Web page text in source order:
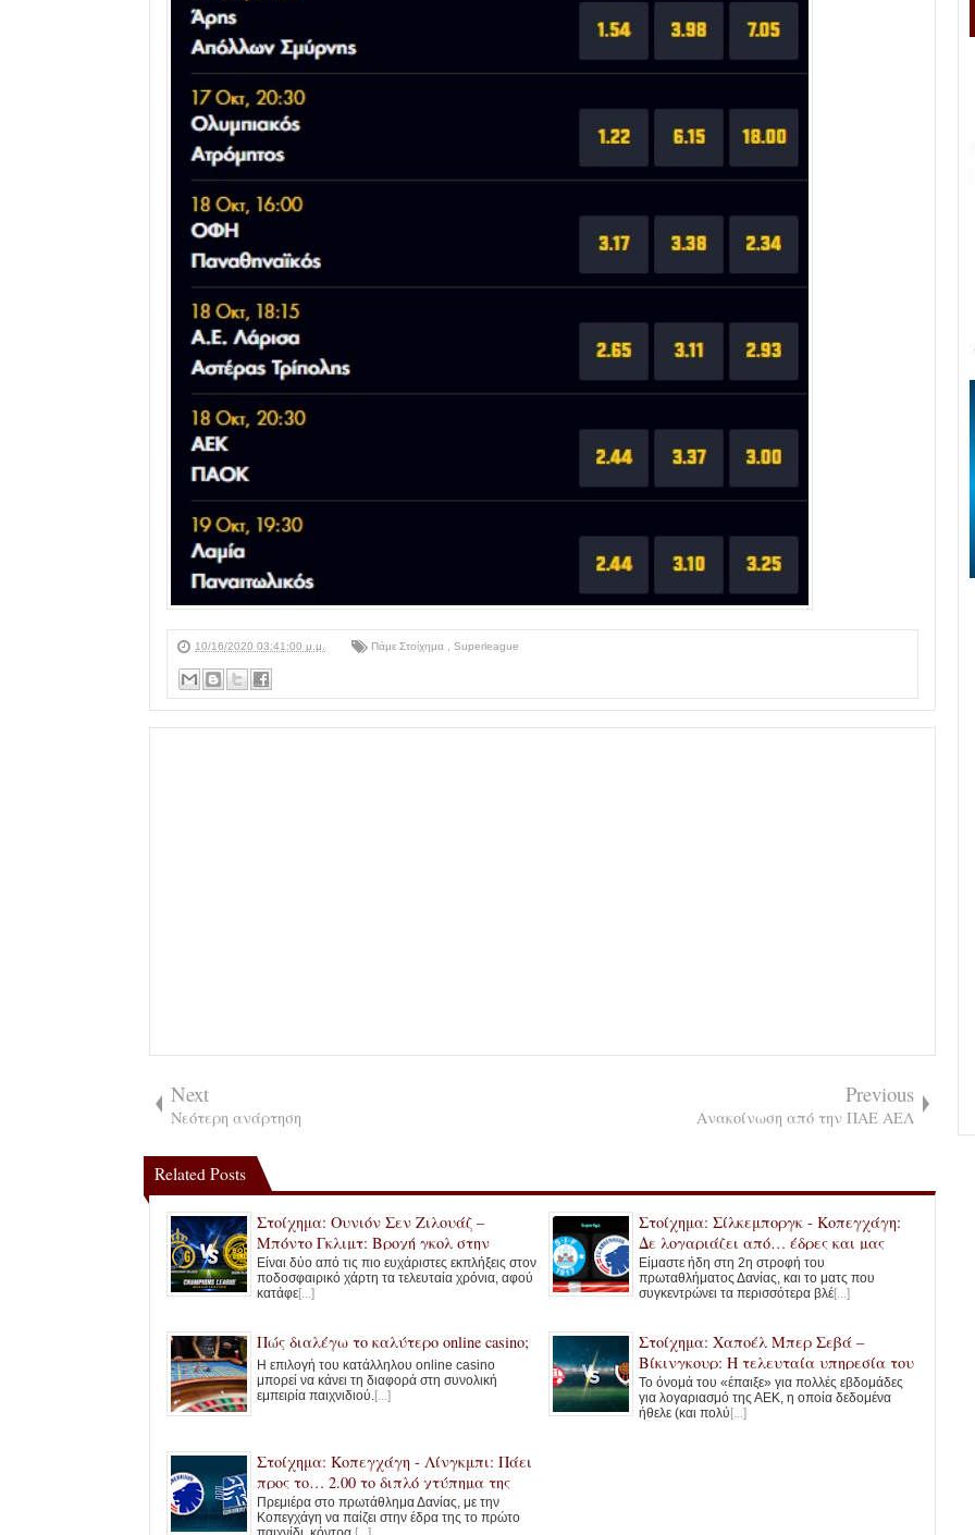
10/16/2020 03:41:00 μ.μ. Πάμε Στοίχημα , Superleague
Next
Νεότερη ανάρτηση
Previous
Ανακοίνωση από την ΠΑΕ ΑΕΛ
Related Posts
Στοίχημα: Ουνιόν Σεν Ζιλουάζ –
Μπόντο Γκλιμτ: Βροχή γκολ στην
Οστάνδη
Είναι δύο από τις πιο ευχάριστες εκπλήξεις στον
ποδοσφαιρικό χάρτη τα τελευταία χρόνια, αφού
κατάφε[...]
Στοίχημα: Σίλκεμποργκ - Κοπεγχάγη:
Δε λογαριάζει από… έδρες και μας
δίνει το 1.70!
Είμαστε ήδη στη 2η στροφή του
πρωταθλήματος Δανίας, και το ματς που
συγκεντρώνει τα περισσότερα βλέ[...]
Πώς διαλέγω το καλύτερο online casino;
Η επιλογή του κατάλληλου online casino
μπορεί να κάνει τη διαφορά στη συνολική
εμπειρία παιχνιδιού.[...]
Στοίχημα: Χαποέλ Μπερ Σεβά –
Βίκινγκουρ: Η τελευταία υπηρεσία του
Κάνγκουα
Το όνομά του «έπαιξε» για πολλές εβδομάδες
για λογαριασμό της ΑΕΚ, η οποία δεδομένα
ήθελε (και πολύ [...]
Στοίχημα: Κοπεγχάγη - Λίνγκμπι: Πάει
προς το… 2.00 το διπλό χτύπημα της
έδρας!
Πρεμιέρα στο πρωτάθλημα Δανίας, με την
Κοπεγχάγη να παίζει στην έδρα της το πρώτο